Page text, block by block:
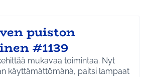
puiston
#1139
mukavaa toimintaa. Nyt
käyttämättömänä, paitsi lampaat